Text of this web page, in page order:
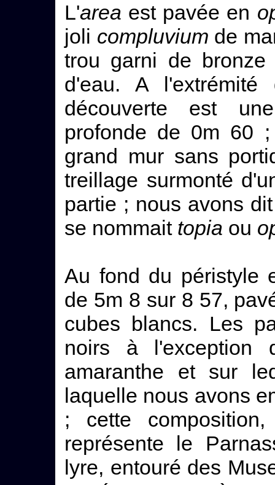
L'area est pavée en
joli compluvium de
trou garni de
d'eau. A l'extrémité
découverte est
profonde de 0m 60
grand mur sans
treillage surmonté
partie ; nous avons
se nommait topia ou
Au fond du péristyle
de 5m 8 sur 8 57,
cubes blancs. Les
noirs à
amaranthe et sur
laquelle nous avons
; cette
représente le
lyre, entouré des